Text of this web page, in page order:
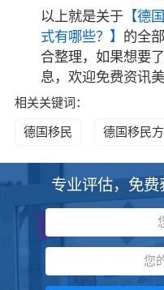
以上就是关于 【德
式有哪些？】 的全
合整理，如果想要
息，欢迎免费资讯
相关关键词：
德国移民 德国移民
专业评估，免